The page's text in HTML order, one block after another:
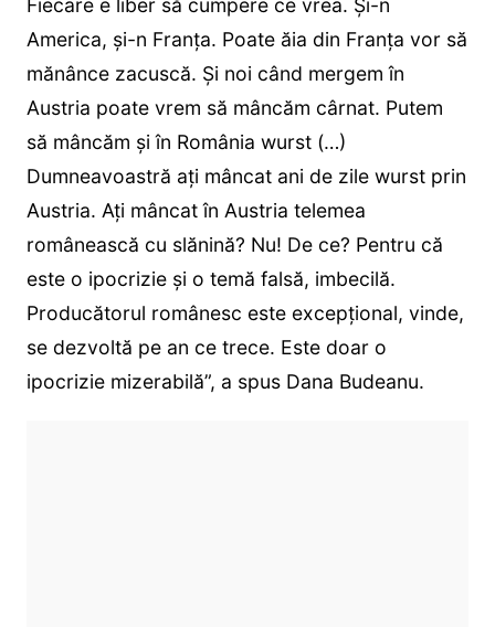
Fiecare e liber să cumpere ce vrea. Și-n
America, și-n Franța. Poate ăia din Franța vor să
mănânce zacuscă. Și noi când mergem în
Austria poate vrem să mâncăm cârnat. Putem
să mâncăm și în România wurst (…)
Dumneavoastră ați mâncat ani de zile wurst prin
Austria. Ați mâncat în Austria telemea
românească cu slănină? Nu! De ce? Pentru că
este o ipocrizie și o temă falsă, imbecilă.
Producătorul românesc este excepțional, vinde,
se dezvoltă pe an ce trece. Este doar o
ipocrizie mizerabilă”, a spus Dana Budeanu.